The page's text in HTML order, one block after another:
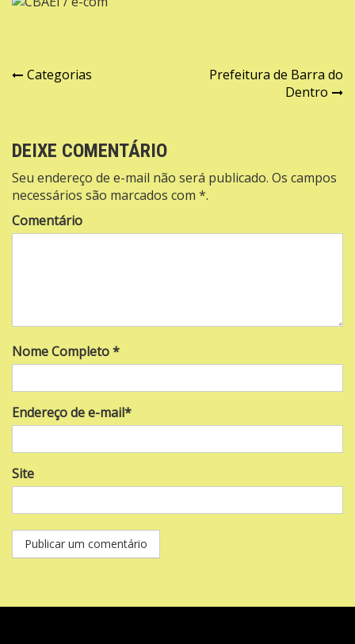
Navegação
Categorias
Prefeitura de Barra do
Dentro
DEIXE COMENTÁRIO
Seu endereço de e-mail não será publicado. Os campos
necessários são marcados com *.
Comentário
Nome Completo *
Endereço de e-mail*
Site